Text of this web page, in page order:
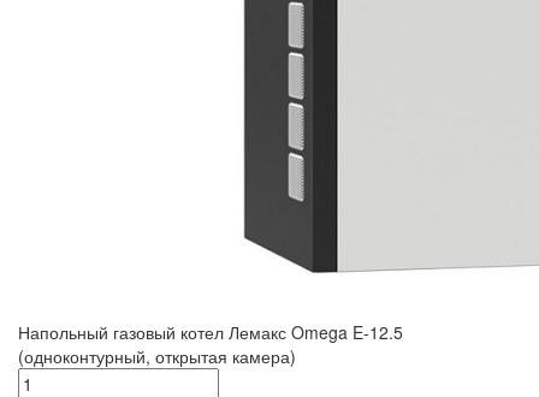
Напольный газовый котел Лемакс Omega E-12.5
(одноконтурный, открытая камера)